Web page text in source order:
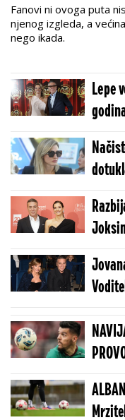
Fanovi ni ovoga puta
njenog izgleda, a
nego ikada.
Lepe
je u